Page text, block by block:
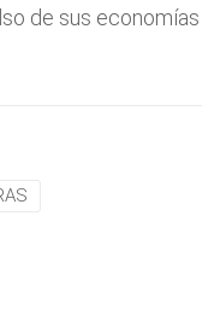
de sus economías